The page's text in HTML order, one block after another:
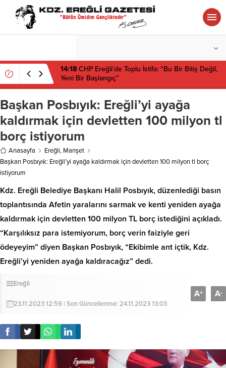
14:18 CHP Ereğli’de Toplu İstifa: “Bu Bir Bitiş Değil,
Yeni Bir Başlangıç”
Başkan Posbıyık: Ereğli’yi ayağa
kaldırmak için devletten 100 milyon tl
borç istiyorum
Anasayfa Ereğli, Manşet
Başkan Posbıyık: Ereğli’yi ayağa kaldırmak için devletten 100 milyon tl borç
istiyorum
Kdz. Ereğli Belediye Başkanı Halil Posbıyık, düzenlediği basın
toplantısında Afetin yaralarını sarmak ve kenti yeniden ayağa
kaldırmak için devletten 100 milyon TL borç istediğini açıkladı.
“Karşılıksız para istemiyorum, borç verin faiziyle geri
ödeyeyim” diyen Başkan Posbıyık, “Ekibimle ant içtik, Kdz.
Ereğli’yi yeniden ayağa kaldıracağız” dedi.
Ereğli
23.11.2023 12:59 | Son Güncellenme: 24.11.2023 13:03
A+ A-